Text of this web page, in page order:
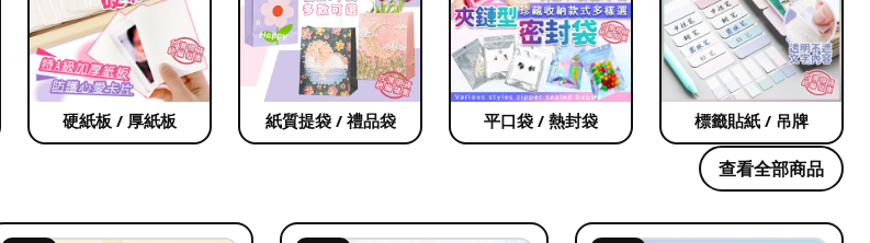
硬紙板 / 厚紙板 紙質提袋 / 禮品袋 平口袋 / 熱封袋 標籤貼紙 / 吊牌
查看全部商品